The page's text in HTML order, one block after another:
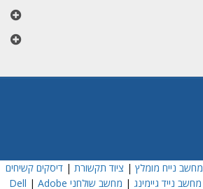
מחשב נייח מומלץ | ציוד תקשורת |דיסקים קשיחים
מחשב נייד גיימינג | מחשב שולחני Dell | Adobe